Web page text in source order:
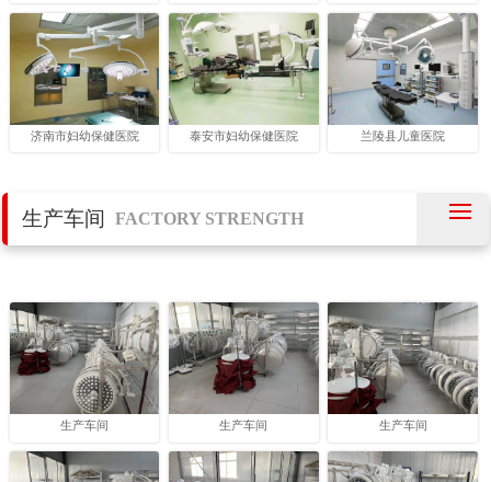
济南市妇幼保健医院 泰安市妇幼保健医院 兰陵县儿童医院
生产车间 FACTORY STRENGTH
生产车间 生产车间 生产车间